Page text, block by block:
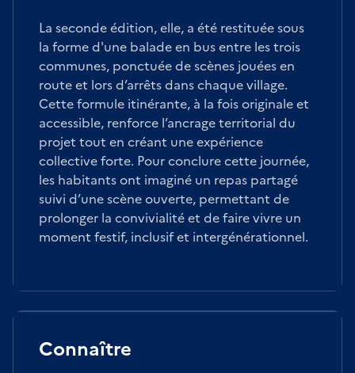
La seconde édition, elle, a été restituée sous
la forme d'une balade en bus entre les trois
communes, ponctuée de scènes jouées en
route et lors d’arrêts dans chaque village.
Cette formule itinérante, à la fois originale et
accessible, renforce l’ancrage territorial du
projet tout en créant une expérience
collective forte. Pour conclure cette journée,
les habitants ont imaginé un repas partagé
suivi d’une scène ouverte, permettant de
prolonger la convivialité et de faire vivre un
moment festif, inclusif et intergénérationnel.
Connaître